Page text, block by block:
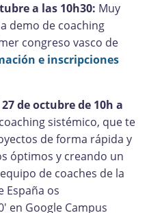
a las 10h30: Muy
demo de coaching
congreso vasco de
e inscripciones
de octubre de 10h a
sistémico, que te
de forma rápida y
óptimos y creando un
de coaches de la
España os
en Google Campus